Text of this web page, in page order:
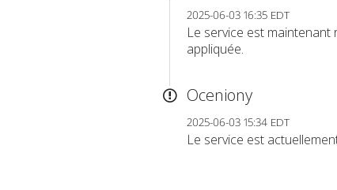
2025-06-03 16:35 EDT
Le service est
appliquée.
Oceniony
2025-06-03 15:34 EDT
Le service est